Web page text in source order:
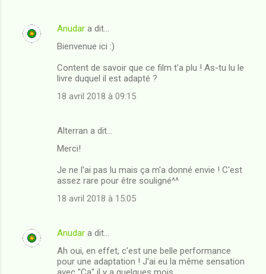
Anudar a dit…
Bienvenue ici :)
Content de savoir que ce film t'a plu ! As-tu lu le
livre duquel il est adapté ?
18 avril 2018 à 09:15
Alterran a dit…
Merci!
Je ne l'ai pas lu mais ça m'a donné envie ! C'est
assez rare pour être souligné^^
18 avril 2018 à 15:05
Anudar a dit…
Ah oui, en effet, c'est une belle performance
pour une adaptation ! J'ai eu la même sensation